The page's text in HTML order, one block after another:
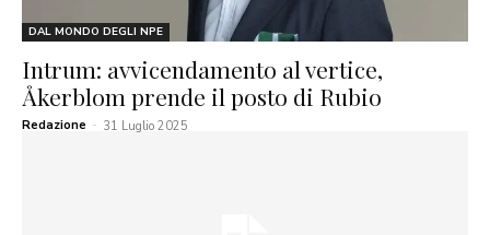
DAL MONDO DEGLI NPE
Intrum: avvicendamento al vertice,
Åkerblom prende il posto di Rubio
Redazione - 31 Luglio 2025